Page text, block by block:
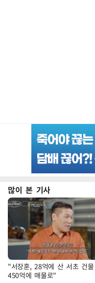
많이 본 기사
"서장훈, 28억에 산 서초 건물
450억에 매물로"